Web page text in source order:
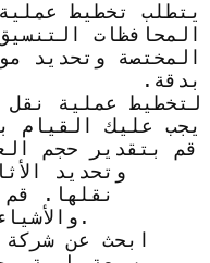
يتطلب تخطيط
المحافظات
المختصة وتحديد
بدقة.
لتخطيط عملية
يجب عليك القيام
وتحديد
نقلها. قم
والأشياء التي يمكن التخلي عنها.